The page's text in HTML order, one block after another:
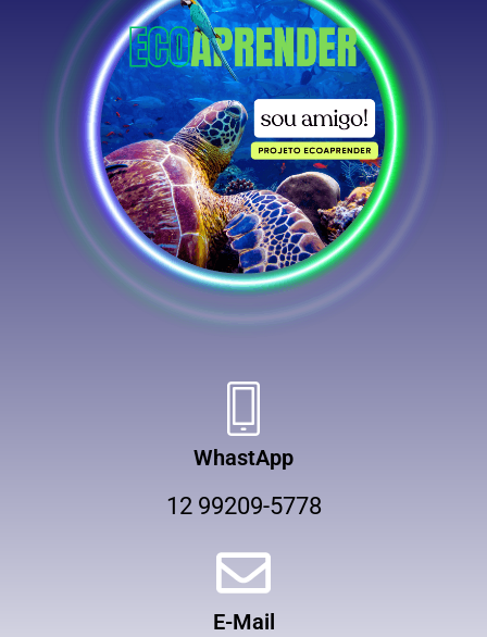
WhastApp
12 99209-5778
E-Mail